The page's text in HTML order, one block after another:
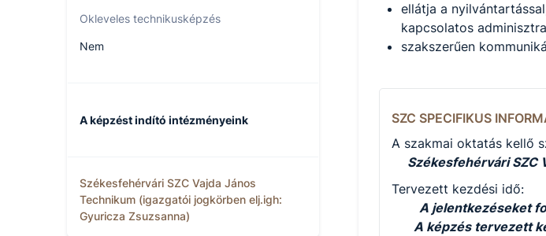
Okleveles technikusképzés
Nem
A képzést indító intézményeink
Székesfehérvári SZC Vajda János
Technikum (igazgatói jogkörben elj.igh:
Gyuricza Zsuzsanna)
ellátja a
kapcsolatos
szakszerűen
SZC SPECIFIKUS
A szakmai oktatás kellő
Székesfehérvári SZC
Tervezett kezdési idő:
A jelentkezéseket
A képzés tervezett